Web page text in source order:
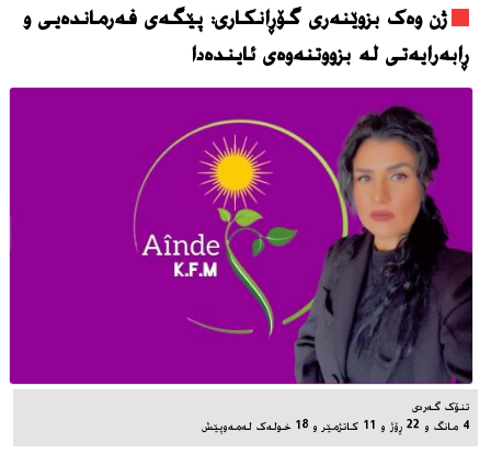
ژن وەک بزوێنەری گۆڕانکاری: پێگەی فەرماندەیی و
ڕابەرایەتی لە بزووتنەوەی ئایندەدا
تنۆک گەردی
4 مانگ و 22 ڕۆژ و 11 کاتژمێر و 18 خوله‌ک له‌مه‌وپێش‌